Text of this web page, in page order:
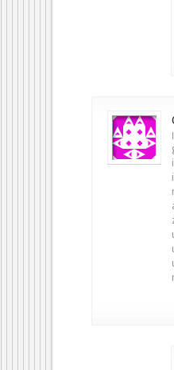
ןich wil dir sagen was fur mich schreiben war und ist. eine ganz personliche